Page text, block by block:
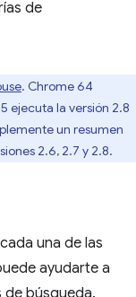
de
. Chrome 64
ejecuta la versión 2.8
un resumen
2.6, 2.7 y 2.8.
una de las
ayudarte a